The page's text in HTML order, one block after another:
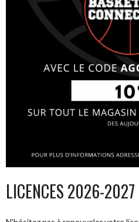
LICENCES 2026-2027